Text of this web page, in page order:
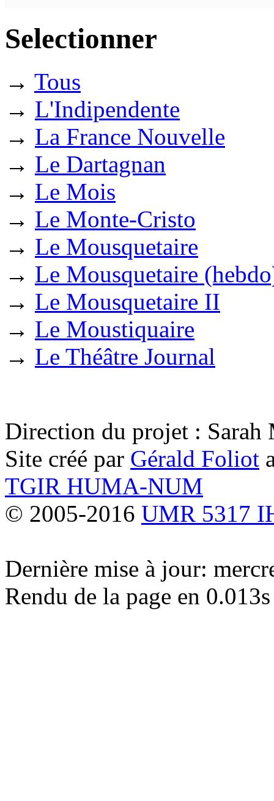
Selectionner
→ Tous
→ L'Indipendente
→ La France Nouvelle
→ Le Dartagnan
→ Le Mois
→ Le Monte-Cristo
→ Le Mousquetaire
→ Le Mousquetaire
→ Le Mousquetaire II
→ Le Moustiquaire
→ Le Théâtre Journal
Direction du projet : Sarah
Site créé par Gérald Foliot
TGIR HUMA-NUM
© 2005-2016 UMR 5317
Dernière mise à jour:
Rendu de la page en 0.013s